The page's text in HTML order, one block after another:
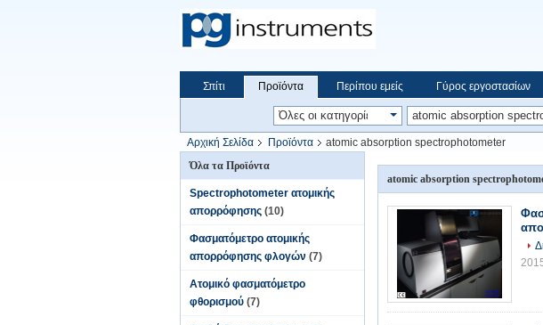
Σπίτι Προϊόντα Περίπου εμείς Γύρος εργοστασίων
Αρχική Σελίδα Προϊόντα
atomic absorption spectrophotometer
Όλα τα Προϊόντα
Spectrophotometer ατομικής
απορρόφησης (10)
Φασματόμετρο ατομικής
απορρόφησης φλογών (7)
Ατομικό φασματόμετρο
φθορισμού (7)
atomic absorption